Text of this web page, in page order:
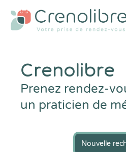
Crenolibre
Prenez rendez-
un praticien de
Nouvelle